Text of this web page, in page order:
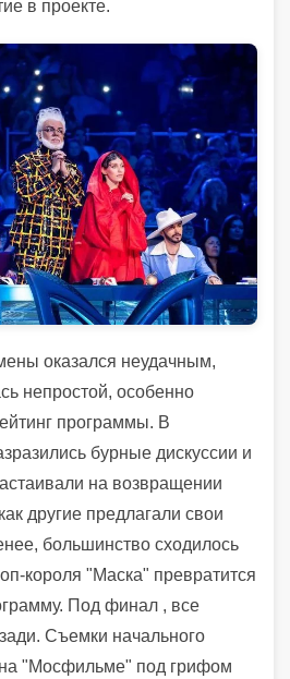
в проекте.
оказался неудачным,
непростой, особенно
программы. В
бурные дискуссии и
на возвращении
другие предлагали свои
большинство сходилось
короля "Маска" превратится
Под финал , все
Съемки начального
"Мосфильме" под грифом